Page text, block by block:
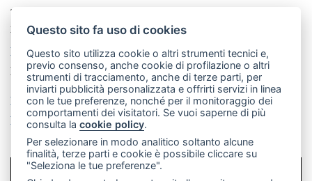
Telefono:
mail: redazione@leccoonline.com
La redazione
MerateOnline CasateOnline
RSS
Made by VIP
Privacy policy
Cookie policy
Rivedi le tue scelte sui cookie
SCRIVICI
Questo sito fa uso di cookies
Questo sito utilizza cookie o altri strumenti tecnici e,
previo consenso, anche cookie di profilazione o altri
strumenti di tracciamento, anche di terze parti, per
inviarti pubblicità personalizzata e offrirti servizi in linea
con le tue preferenze, nonché per il monitoraggio dei
comportamenti dei visitatori. Se vuoi saperne di più
consulta lacookie policy.
Per selezionare in modo analitico soltanto alcune
finalità, terze parti e cookie è possibile cliccare su
"Seleziona le tue preferenze".